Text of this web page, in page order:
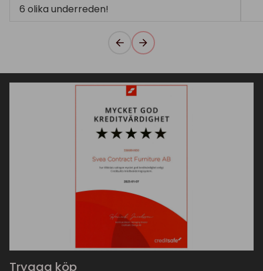
6 olika underreden!
Trygga köp